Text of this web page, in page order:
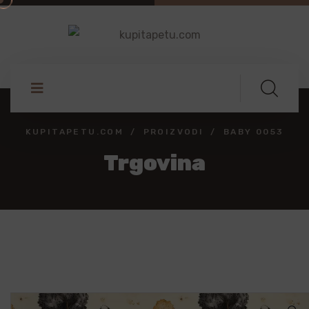
KUPITAPETU.COM PROIZVODI BABY 0053
Trgovina